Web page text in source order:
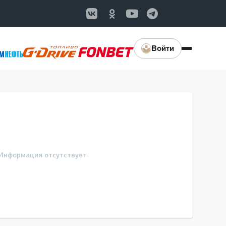
Войти
отсутствует